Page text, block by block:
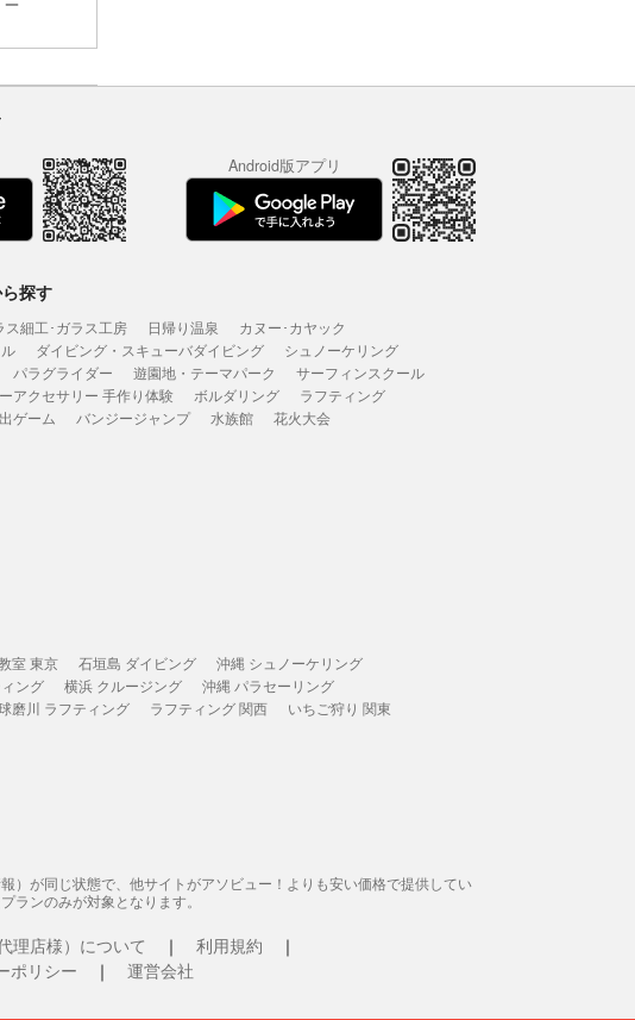
Android版アプリ
探す
ス細工･ガラス工房 日帰り温泉
カヌー･カヤック
ダイビング・スキューバダイビング
シュノーケリング
パラグライダー 遊園地・テーマパーク
サーフィンスクール
アクセサリー 手作り体験 ボルダリング
ラフティング
ゲーム バンジージャンプ 水族館 花火大会
室 東京 石垣島 ダイビング
沖縄 シュノーケリング
ング 横浜 クルージング
沖縄 パラセーリング
磨川 ラフティング ラフティング 関西
いちご狩り 関東
）が同じ状態で、他サイトがアソビュー！よりも安い価格で提供してい
ンのみが対象となります。
理店様）について
利用規約
ポリシー 運営会社